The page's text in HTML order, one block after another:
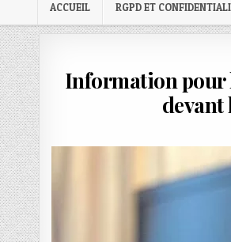
ACCUEIL RGPD ET
Information pour